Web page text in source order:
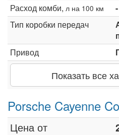
Расход комби, л на 100 км
-
Тип коробки передач
Привод
Показать все
Porsche Cayenne
Цена от